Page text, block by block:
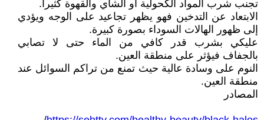
تجنب شرب المواد الكحولية أو الشاي والقهوة كثيرا.
الابتعاد عن التدخين فهو يظهر تجاعيد على الوجه ويؤدي
إلى ظهور الهالات السوداء بصورة كبيرة.
عليكي بشرب قدر كافي من الماء حتى لا تصابي
بالجفاف فيؤثر على منطقة العين.
النوم على وسادة عالية حيث تمنع من تراكم السوائل عند
منطقة العين.
المصادر